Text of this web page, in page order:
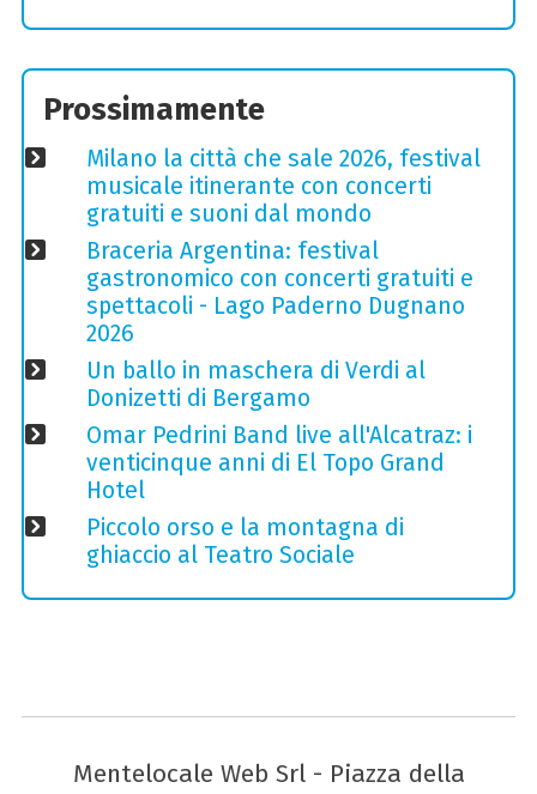
Prossimamente
Milano la città che sale 2026, festival
musicale itinerante con concerti
gratuiti e suoni dal mondo
Braceria Argentina: festival
gastronomico con concerti gratuiti e
spettacoli - Lago Paderno Dugnano
2026
Un ballo in maschera di Verdi al
Donizetti di Bergamo
Omar Pedrini Band live all'Alcatraz: i
venticinque anni di El Topo Grand
Hotel
Piccolo orso e la montagna di
ghiaccio al Teatro Sociale
Mentelocale Web Srl - Piazza della